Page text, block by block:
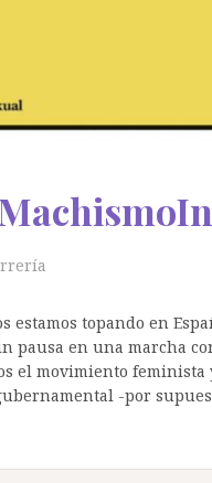
topando en
pausa en una marcha
el movimiento feminista
-por